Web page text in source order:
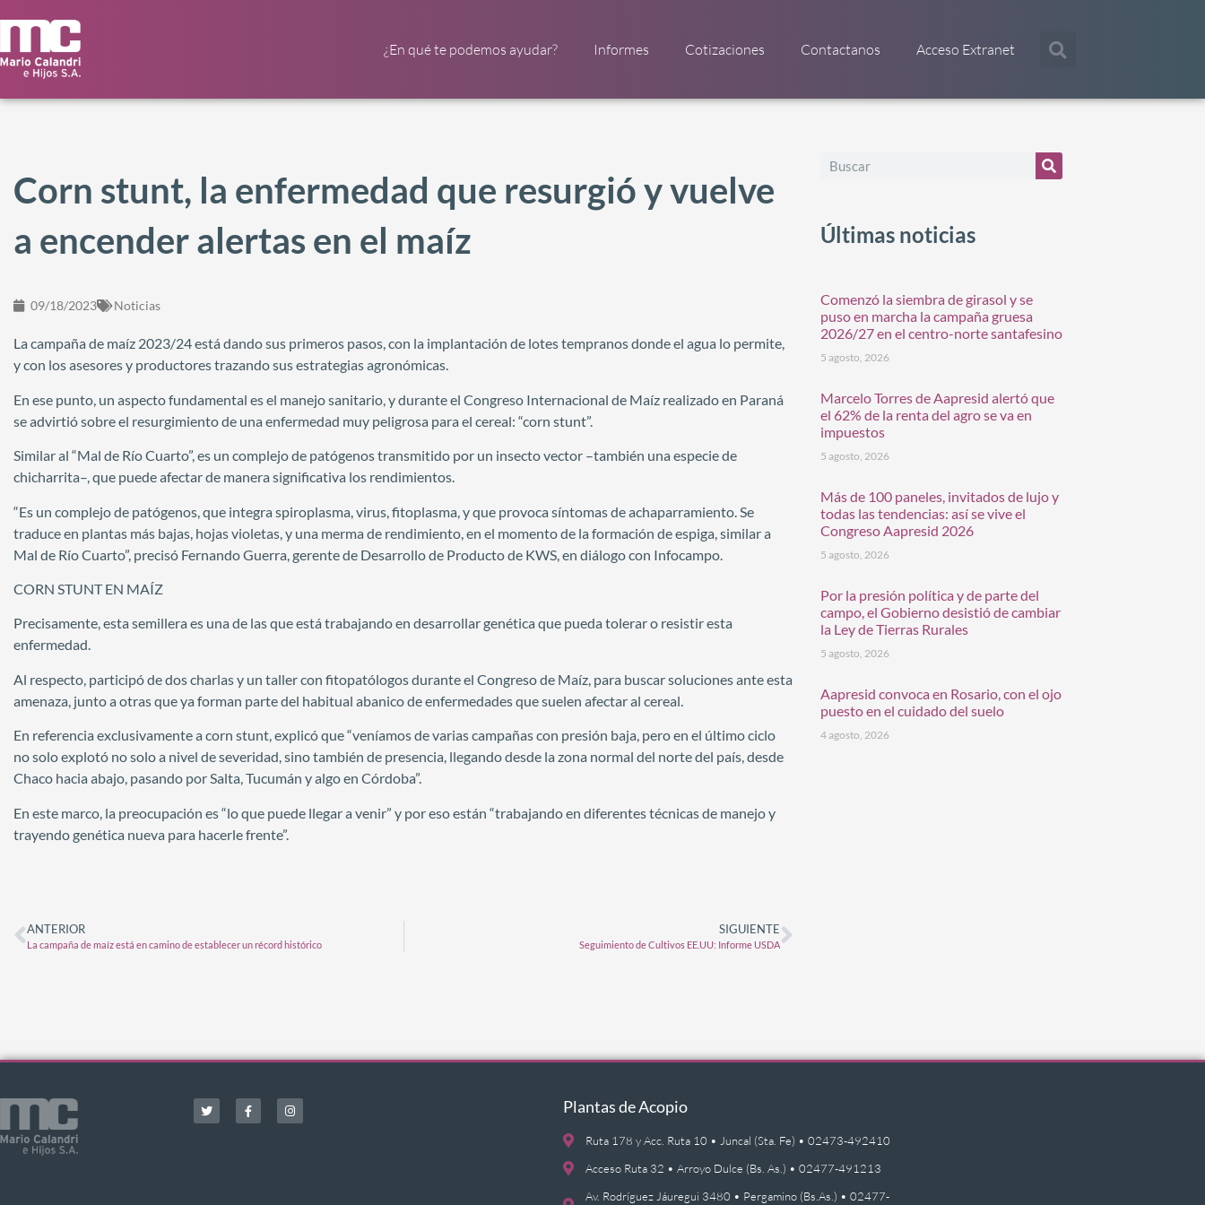
¿En qué te podemos ayudar? Informes Cotizaciones Contactanos Acceso Extranet
Corn stunt, la enfermedad que resurgió y vuelve
a encender alertas en el maíz
09/18/2023 Noticias
La campaña de maíz 2023/24 está dando sus primeros pasos, con la implantación de lotes tempranos donde el agua lo permite,
y con los asesores y productores trazando sus estrategias agronómicas.
En ese punto, un aspecto fundamental es el manejo sanitario, y durante el Congreso Internacional de Maíz realizado en Paraná
se advirtió sobre el resurgimiento de una enfermedad muy peligrosa para el cereal: “corn stunt”.
Similar al “Mal de Río Cuarto”, es un complejo de patógenos transmitido por un insecto vector –también una especie de
chicharrita–, que puede afectar de manera significativa los rendimientos.
“Es un complejo de patógenos, que integra spiroplasma, virus, fitoplasma, y que provoca síntomas de achaparramiento. Se
traduce en plantas más bajas, hojas violetas, y una merma de rendimiento, en el momento de la formación de espiga, similar a
Mal de Río Cuarto”, precisó Fernando Guerra, gerente de Desarrollo de Producto de KWS, en diálogo con Infocampo.
CORN STUNT EN MAÍZ
Precisamente, esta semillera es una de las que está trabajando en desarrollar genética que pueda tolerar o resistir esta
enfermedad.
Al respecto, participó de dos charlas y un taller con fitopatólogos durante el Congreso de Maíz, para buscar soluciones ante esta
amenaza, junto a otras que ya forman parte del habitual abanico de enfermedades que suelen afectar al cereal.
En referencia exclusivamente a corn stunt, explicó que “veníamos de varias campañas con presión baja, pero en el último ciclo
no solo explotó no solo a nivel de severidad, sino también de presencia, llegando desde la zona normal del norte del país, desde
Chaco hacia abajo, pasando por Salta, Tucumán y algo en Córdoba”.
En este marco, la preocupación es “lo que puede llegar a venir” y por eso están “trabajando en diferentes técnicas de manejo y
trayendo genética nueva para hacerle frente”.
ANTERIOR
La campaña de maíz está en camino de establecer un récord histórico
SIGUIENTE
Seguimiento de Cultivos EE.UU: Informe USDA
Últimas noticias
Comenzó la siembra de girasol y se
puso en marcha la campaña gruesa
2026/27 en el centro-norte santafesino
5 agosto, 2026
Marcelo Torres de Aapresid alertó que
el 62% de la renta del agro se va en
impuestos
5 agosto, 2026
Más de 100 paneles, invitados de lujo y
todas las tendencias: así se vive el
Congreso Aapresid 2026
5 agosto, 2026
Por la presión política y de parte del
campo, el Gobierno desistió de cambiar
la Ley de Tierras Rurales
5 agosto, 2026
Aapresid convoca en Rosario, con el ojo
puesto en el cuidado del suelo
4 agosto, 2026
Plantas de Acopio
Ruta 178 y Acc. Ruta 10 • Juncal (Sta. Fe) • 02473-492410
Acceso Ruta 32 • Arroyo Dulce (Bs. As.) • 02477-491213
Av. Rodríguez Jáuregui 3480 • Pergamino (Bs.As.) • 02477-